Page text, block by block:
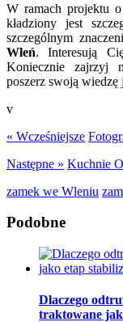
W ramach projektu o
kładziony jest
szczególnym
Wleń. Interesują
Koniecznie zajrzyj
poszerz swoją wiedzę
v
« Wcześniejsze
Następne » Kuchnie
zamek we Wleniu
Podobne
Dlaczego
traktowane